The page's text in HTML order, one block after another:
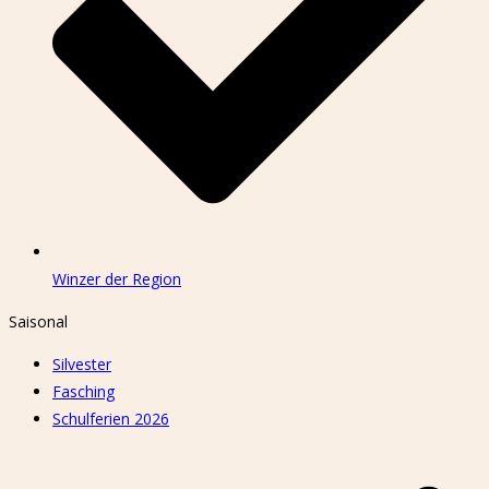
Winzer der Region
Saisonal
Silvester
Fasching
Schulferien 2026